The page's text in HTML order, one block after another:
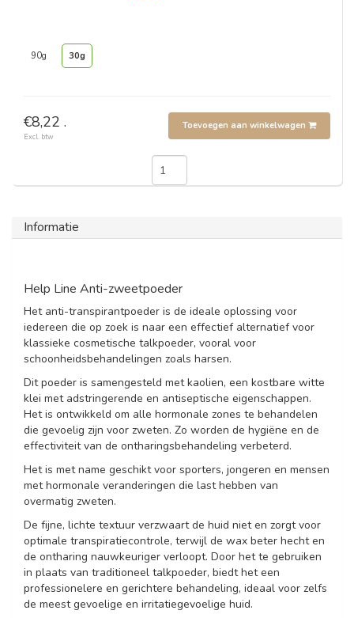
90g 30g
€8,22 .
Excl. btw
Toevoegen aan winkelwagen
Informatie
Help Line Anti-zweetpoeder
Het anti-transpirantpoeder is de ideale oplossing voor
iedereen die op zoek is naar een effectief alternatief voor
klassieke cosmetische talkpoeder, vooral voor
schoonheidsbehandelingen zoals harsen.
Dit poeder is samengesteld met kaolien, een kostbare witte
klei met adstringerende en antiseptische eigenschappen.
Het is ontwikkeld om alle hormonale zones te behandelen
die gevoelig zijn voor zweten. Zo worden de hygiëne en de
effectiviteit van de ontharingsbehandeling verbeterd.
Het is met name geschikt voor sporters, jongeren en mensen
met hormonale veranderingen die last hebben van
overmatig zweten.
De fijne, lichte textuur verzwaart de huid niet en zorgt voor
optimale transpiratiecontrole, terwijl de wax beter hecht en
de ontharing nauwkeuriger verloopt. Door het te gebruiken
in plaats van traditioneel talkpoeder, biedt het een
professionelere en gerichtere behandeling, ideaal voor zelfs
de meest gevoelige en irritatiegevoelige huid.